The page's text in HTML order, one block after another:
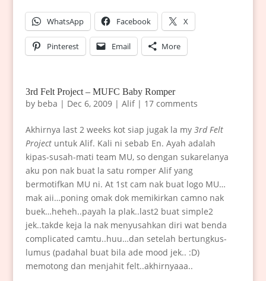
WhatsApp Facebook X
Pinterest Email More
3rd Felt Project – MUFC Baby Romper
by beba | Dec 6, 2009| Alif| 17 comments
Akhirnya last 2 weeks kot siap jugak la my 3rd Felt
Projectuntuk Alif. Kali ni sebab En. Ayah adalah
kipas-susah-mati team MU, so dengan sukarelanya
aku pon nak buat la satu romper Alif yang
bermotifkan MU ni. At 1st cam nak buat logo MU…
mak aii…poning omak dok memikirkan camno nak
buek…heheh..payah la plak..last2 buat simple2
jek..takde keja la nak menyusahkan diri wat benda
complicated camtu..huu…dan setelah bertungkus-
lumus (padahal buat bila ade mood jek.. :D)
memotong dan menjahit felt..akhirnyaaa..